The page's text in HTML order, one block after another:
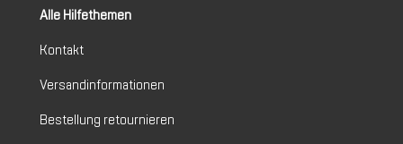
Alle Hilfethemen
Kontakt
Versandinformationen
Bestellung retournieren